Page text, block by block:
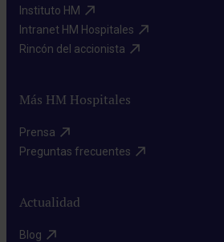
Instituto HM​
Intranet HM Hospitales​
Rincón del accionista​
Más HM Hospitales
Prensa​
Preguntas frecuentes​
Actualidad
Blog​